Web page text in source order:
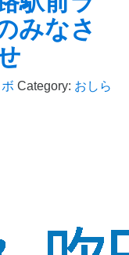
みなさ
Category: おしら